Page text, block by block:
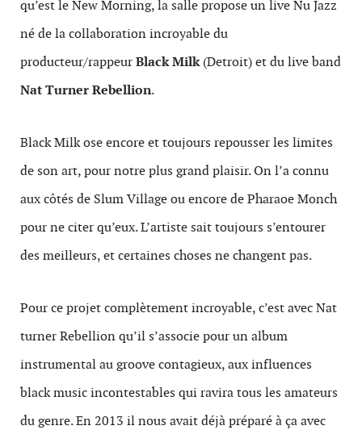
qu’est le New Morning, la salle propose un live Nu Jazz
né de la collaboration incroyable du
producteur/rappeurBlack Milk(Detroit) et du live band
Nat Turner Rebellion.
Black Milk ose encore et toujours repousser les limites
de son art, pour notre plus grand plaisir. On l’a connu
aux côtés de Slum Village ou encore de Pharaoe Monch
pour ne citer qu’eux. L’artiste sait toujours s’entourer
des meilleurs, et certaines choses ne changent pas.
Pour ce projet complètement incroyable, c’est avec Nat
turner Rebellion qu’il s’associe pour un album
instrumental au groove contagieux, aux influences
black music incontestables qui ravira tous les amateurs
du genre. En 2013 il nous avait déjà préparé à ça avec